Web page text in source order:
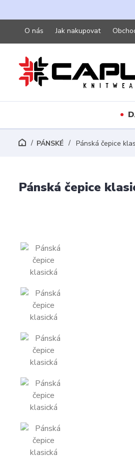
O nás Jak nakupovat
PÁNSKÉ Pánská čepice
Pánská čepice